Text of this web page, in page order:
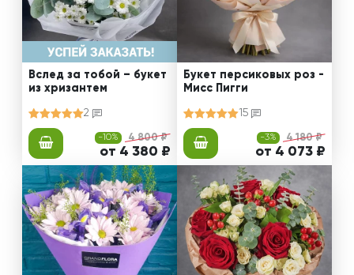
Вслед за тобой – букет
из хризантем
2
-10% 4 800 ₽
от 4 380 ₽
Букет персиковых роз -
Мисс Пигги
15
-3% 4 180 ₽
от 4 073 ₽